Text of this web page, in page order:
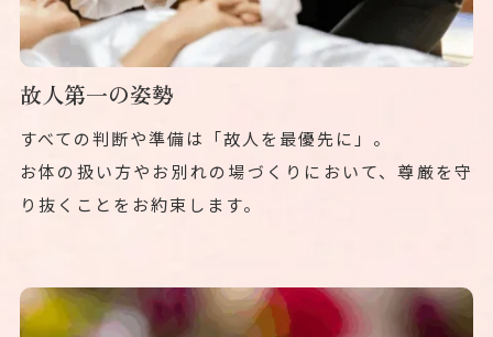
故人第一の姿勢
すべての判断や準備は「故人を最優先に」。
お体の扱い方やお別れの場づくりにおいて、尊厳を守
り抜くことをお約束します。